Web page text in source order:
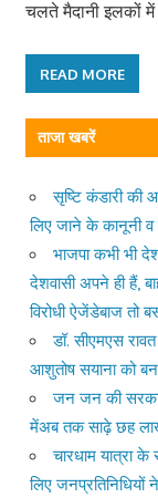
चलते मैदानी इलकों
READ MORE
ताजा खबरें
सृष्टि कंडारी की
लिए जाने के कानूनी व
भाजपा कभी भी
देशवासी अपने ही हैं,
विरोधी ऐजेंडेबाज तो
डॉ. सीएमएस
आशुतोष सयाना को
जन जन की
मेंअब तक साढ़े छह लाख
चारधाम यात्रा
लिए जनप्रतिनिधियों